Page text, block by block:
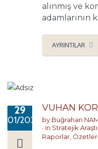
alınmış ve
adamlarının
AYRINTILAR
29
01/2020
VUHAN
by Buğrahan
in Stratejik
Raporlar, Özetler